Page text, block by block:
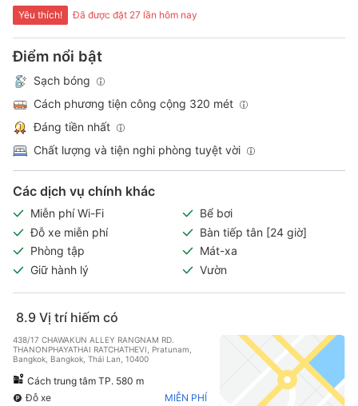
Yêu thích! Đã được đặt 27 lần hôm nay
Điểm nổi bật
Sạch bóng
Cách phương tiện công cộng 320 mét
Đáng tiền nhất
Chất lượng và tiện nghi phòng tuyệt vời
Các dịch vụ chính khác
Miễn phí Wi-Fi
Bể bơi
Đỗ xe miễn phí
Bàn tiếp tân [24 giờ]
Phòng tập
Mát-xa
Giữ hành lý
Vườn
8.9 Vị trí hiếm có
438/17 CHAWAKUN ALLEY RANGNAM RD.
THANONPHAYATHAI RATCHATHEVI, Pratunam,
Bangkok, Bangkok, Thái Lan, 10400
Cách trung tâm TP. 580 m
Đỗ xe
MIỄN PHÍ